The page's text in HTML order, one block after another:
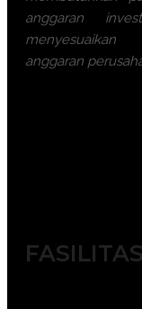
anggaran
anggaran
FASILITAS